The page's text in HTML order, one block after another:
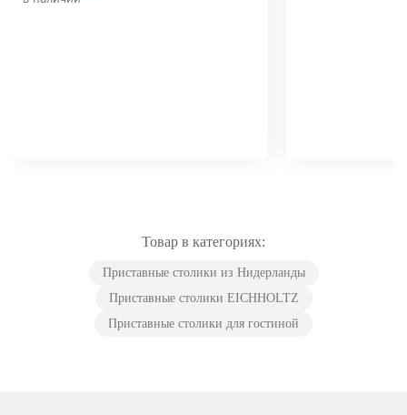
Товар в категориях:
Приставные столики из Нидерланды
Приставные столики EICHHOLTZ
Приставные столики для гостиной